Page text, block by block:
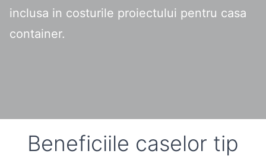
inclusa in costurile proiectului pentru casa
container.
Beneficiile caselor tip